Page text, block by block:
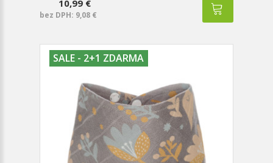
10,99 €
bez DPH: 9,08 €
SALE - 2+1 ZDARMA